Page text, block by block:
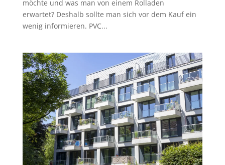
möchte und was man von einem Rolladen
erwartet? Deshalb sollte man sich vor dem Kauf ein
wenig informieren. PVC...